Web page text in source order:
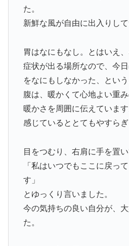
た。
新鮮な風が自由に出入りして
胃はなにもなし。とはいえ
症状が出る場所なので、今
をなにもしなかった、という
腹は、暖かくて心地よい重
暖かさを周囲に伝えています
感じているととてもやすらぎ
目をつむり、右肩に手を置
「私はいつでもここに戻っ
す」
とゆっくり言いました。
今の気持ちの良い自分が、
た。